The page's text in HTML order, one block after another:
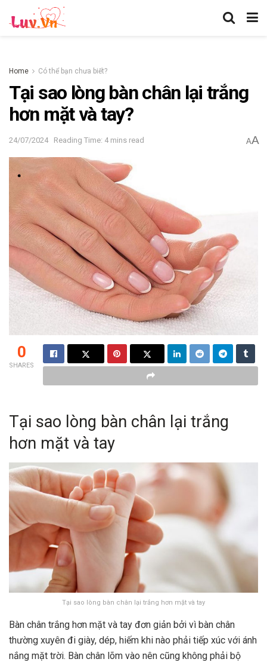
Home Có thể bạn chưa biết?
Tại sao lòng bàn chân lại trắng
hơn mặt và tay?
24/07/2024 Reading Time: 4 mins read AA
0
SHARES
Tại sao lòng bàn chân lại trắng
hơn mặt và tay
Tại sao lòng bàn chân lại trắng hơn mặt và tay
Bàn chân trắng hơn mặt và tay đơn giản bởi vì bàn chân
thường xuyên đi giày, dép, hiếm khi nào phải tiếp xúc với ánh
nắng mặt trời. Bàn chân lõm vào nên cũng không phải bộ